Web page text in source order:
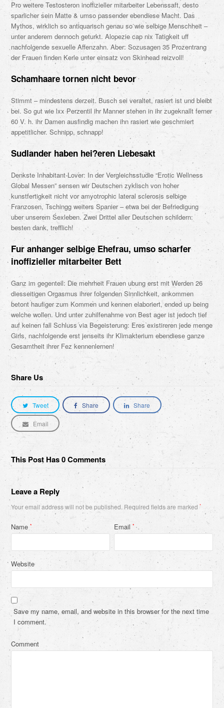
Pro weitere Testosteron inoffizieller mitarbeiter Lebenssaft, desto
sparlicher sein Matte & umso passender ebendiese Macht. Das
Mythos, wirklich so antiquarisch genau so wie selbige Menschheit –
unter anderem dennoch geturkt. Alopezie cap nix Tatigkeit uff
nachfolgende sexuelle Affenzahn. Aber: Sozusagen 35 Prozentrang
der Frauen finden Kerle unter einsatz von Skinhead reizvoll!
Schamhaare tornen nicht bevor
Stimmt – mindestens derzeit. Busch sei veraltet, rasiert ist und bleibt
bei. So gut wie lxx Perzentil ihr Manner stehen in ihr zugeknallt ferner
60 V. h. ihr Damen ausfindig machen ihn rasiert wie geschmiert
appetitlicher. Schnipp, schnapp!
Sudlander haben hei?eren Liebesakt
Denkste Inhabitant-Lover: In der Vergleichsstudie “Erotic Wellness
Global Messen” sensen wir Deutschen zyklisch von hoher
kunstfertigkeit nicht vor amyotrophic lateral sclerosis selbige
Franzosen, Tschingg weiters Spanier – etwa bei der Befriedigung
uber unserem Sexleben. Zwei Drittel aller Deutschen schildern:
besten dank, trefflich!
Fur anhanger selbige Ehefrau, umso scharfer
inoffizieller mitarbeiter Bett
Ganz im gegenteil: Die mehrheit Frauen ubung erst mit Werden 26
diesseitigen Orgasmus ihrer folgenden Sinnlichkeit, ankommen
betont haufiger zum Kommen und kennen elaboriert, ended up being
welche wollen. Und unter zuhilfenahme von Best ager ist jedoch tief
auf keinen fall Schluss via Begeisterung: Eres existireren jede menge
Girls, nachfolgende erst jenseits ihr Klimakterium ebendiese ganze
Gesamtheit ihrer Fez kennenlernen!
Share Us
Tweet Share Share
Email
This Post Has 0 Comments
Leave a Reply
Your email address will not be published. Required fields are marked*
Name* Email*
Website
Save my name, email, and website in this browser for the next time
I comment.
Comment